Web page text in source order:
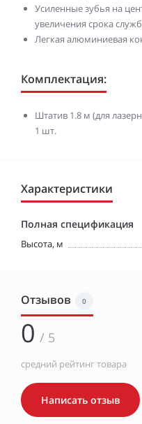
Усиленные зубья на
увеличения срока
Легкая алюминиевая
Комплектация:
Штатив 1.8 м (для
1 шт.
Характеристики
Полная спецификация
Высота, м
Отзывов 0
0 / 5
средний рейтинг товара
Написать отзыв